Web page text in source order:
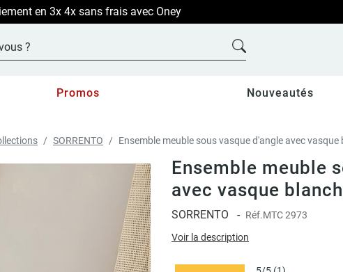
OFFERTE sur TOUT le site !
Promos Nouveautés
SORRENTO Ensemble meuble sous vasque d'angle avec vasque
Ensemble meuble
avec vasque
SORRENTO - Réf.MTC 2973
Voir la description